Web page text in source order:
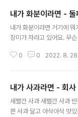
내가 화분이라면 - 둘
내가 화분이라면 거기에
장미가 자라고 있어요. 무
생이랑 싸우면 꽃은 다 떨
0 0 2022. 8. 28.
내가 사과라면 - 회사
새빨간 사과 새빨간 사과
쁜 사과 달고 아삭아삭 맛